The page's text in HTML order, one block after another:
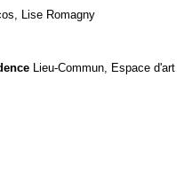
Lise Romagny
Lieu-Commun, Espace d'art